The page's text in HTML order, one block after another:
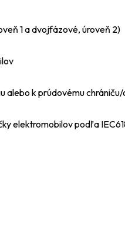
1 a dvojfázové, úroveň 2)
alebo k prúdovému
elektromobilov podľa